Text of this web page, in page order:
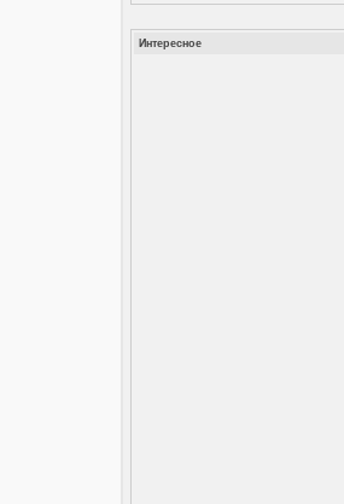
Интересное